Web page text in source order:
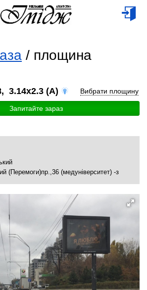
/ площина
3.14x2.3 (A) Вибрати площину
Запитайте зараз
(Перемоги)пр.,36 (медуніверситет) -з